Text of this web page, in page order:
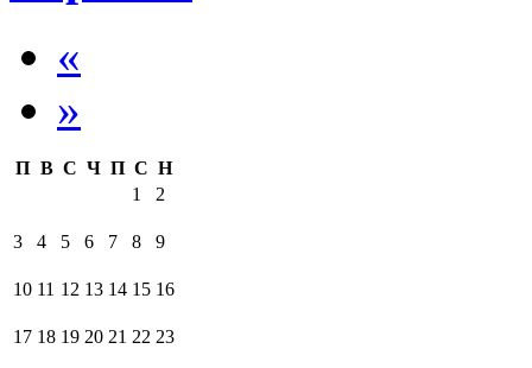
«
»
П В С Ч П С Н
1
2
3 4 5 6 7 8 9
10 11 12 13 14 15 16
17 18 19 20 21 22 23